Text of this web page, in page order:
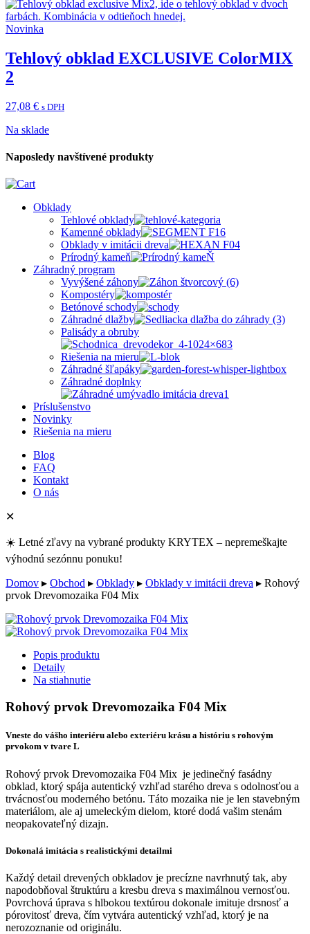
Novinka
Tehlový obklad EXCLUSIVE ColorMIX
2
27,08 € s DPH
Na sklade
Naposledy navštívené produkty
Obklady
Tehlové obklady
Kamenné obklady
Obklady v imitácii dreva
Prírodný kameň
Záhradný program
Vyvýšené záhony
Kompostéry
Betónové schody
Záhradné dlažby
Palisády a obruby
Riešenia na mieru
Záhradné šľapáky
Záhradné doplnky
Príslušenstvo
Novinky
Riešenia na mieru
Blog
FAQ
Kontakt
O nás
✕
☀️ Letné zľavy na vybrané produkty KRYTEX – nepremeškajte
výhodnú sezónnu ponuku!
Domov ▸ Obchod ▸ Obklady ▸ Obklady v imitácii dreva ▸ Rohový
prvok Drevomozaika F04 Mix
Popis produktu
Detaily
Na stiahnutie
Rohový prvok Drevomozaika F04 Mix
Vneste do vášho interiéru alebo exteriéru krásu a históriu s rohovým
prvokom v tvare L
Rohový prvok Drevomozaika F04 Mix je jedinečný fasádny
obklad, ktorý spája autentický vzhľad starého dreva s odolnosťou a
trvácnosťou moderného betónu. Táto mozaika nie je len stavebným
materiálom, ale aj umeleckým dielom, ktoré dodá vašim stenám
neopakovateľný dizajn.
Dokonalá imitácia s realistickými detailmi
Každý detail drevených obkladov je precízne navrhnutý tak, aby
napodobňoval štruktúru a kresbu dreva s maximálnou vernosťou.
Povrchová úprava s hlbokou textúrou dokonale imituje drsnosť a
pórovitosť dreva, čím vytvára autentický vzhľad, ktorý je na
nerozoznanie od originálu.